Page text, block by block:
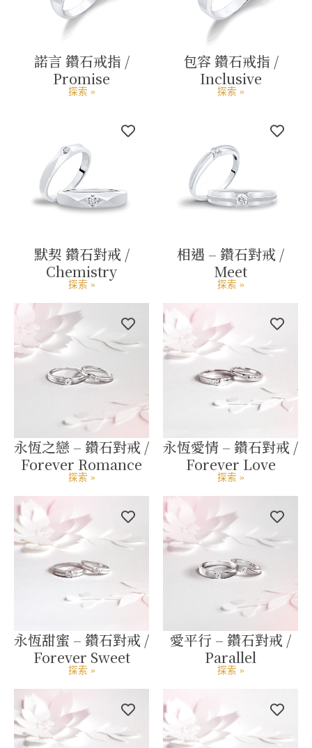
諾言 鑽石戒指 /
Promise
探索 »
包容 鑽石戒指 /
Inclusive
探索 »
默契 鑽石對戒 /
Chemistry
探索 »
相遇 – 鑽石對戒 /
Meet
探索 »
永恆之戀 – 鑽石對戒 /
Forever Romance
探索 »
永恆愛情 – 鑽石對戒 /
Forever Love
探索 »
永恆甜蜜 – 鑽石對戒 /
Forever Sweet
探索 »
愛平行 – 鑽石對戒 /
Parallel
探索 »